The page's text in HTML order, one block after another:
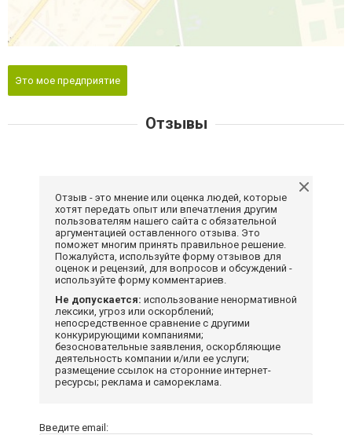
Это мое предприятие
Отзывы
Отзыв - это мнение или оценка людей, которые
хотят передать опыт или впечатления другим
пользователям нашего сайта с обязательной
аргументацией оставленного отзыва. Это
поможет многим принять правильное решение.
Пожалуйста, используйте форму отзывов для
оценок и рецензий, для вопросов и обсуждений -
используйте форму комментариев.
Не допускается: использование ненормативной
лексики, угроз или оскорблений;
непосредственное сравнение с другими
конкурирующими компаниями;
безосновательные заявления, оскорбляющие
деятельность компании и/или ее услуги;
размещение ссылок на сторонние интернет-
ресурсы; реклама и самореклама.
Введите email: